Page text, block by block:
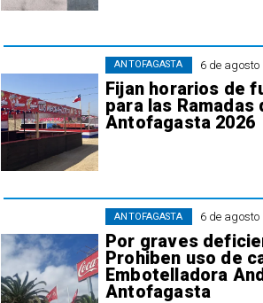
6 de agosto
Fijan horarios de
para las Ramadas
Antofagasta 2026
ANTOFAGASTA
6 de agosto
Por graves
Prohiben uso de
Embotelladora
Antofagasta
ANTOFAGASTA